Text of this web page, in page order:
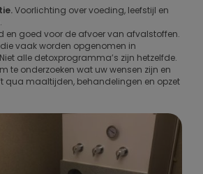
.Voorlichting over voeding, leefstijl en
en goed voor de afvoer van afvalstoffen.
vaak worden opgenomen in
alle detoxprogramma’s zijn hetzelfde.
te onderzoeken wat uw wensen zijn en
qua maaltijden, behandelingen en opzet